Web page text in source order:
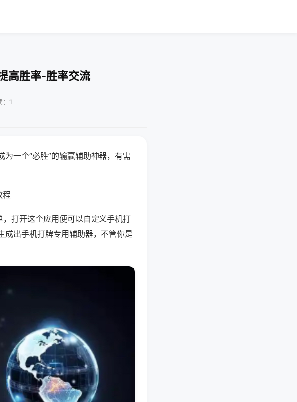
高胜率-胜率交流
：1
一个“必胜”的输赢辅助神器，有需
程
打开这个应用便可以自定义手机打
成出手机打牌专用辅助器，不管你是